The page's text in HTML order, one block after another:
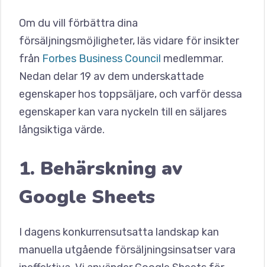
Om du vill förbättra dina
försäljningsmöjligheter, läs vidare för insikter
från Forbes Business Council medlemmar.
Nedan delar 19 av dem underskattade
egenskaper hos toppsäljare, och varför dessa
egenskaper kan vara nyckeln till en säljares
långsiktiga värde.
1. Behärskning av
Google Sheets
I dagens konkurrensutsatta landskap kan
manuella utgående försäljningsinsatser vara